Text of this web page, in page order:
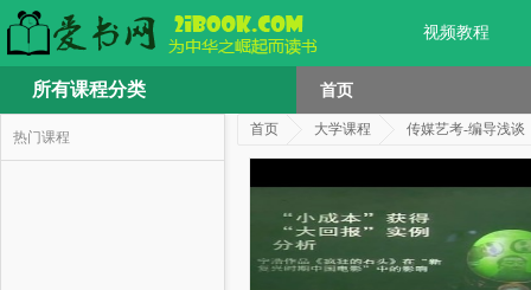
视频教程
所有课程分类 首页
热门课程 首页 大学课程 传媒艺考-编导浅谈